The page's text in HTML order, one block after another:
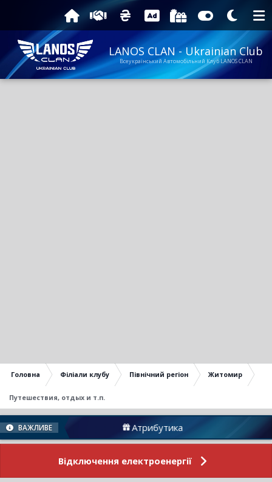
LANOS CLAN - Ukrainian Club
Всеукраїнський Автомобільний Клуб LANOS CLAN
Головна Філіали клубу Північний регіон Житомир
Путешествия, отдых и т.п.
ВАЖЛИВЕ
Відключення електроенергії